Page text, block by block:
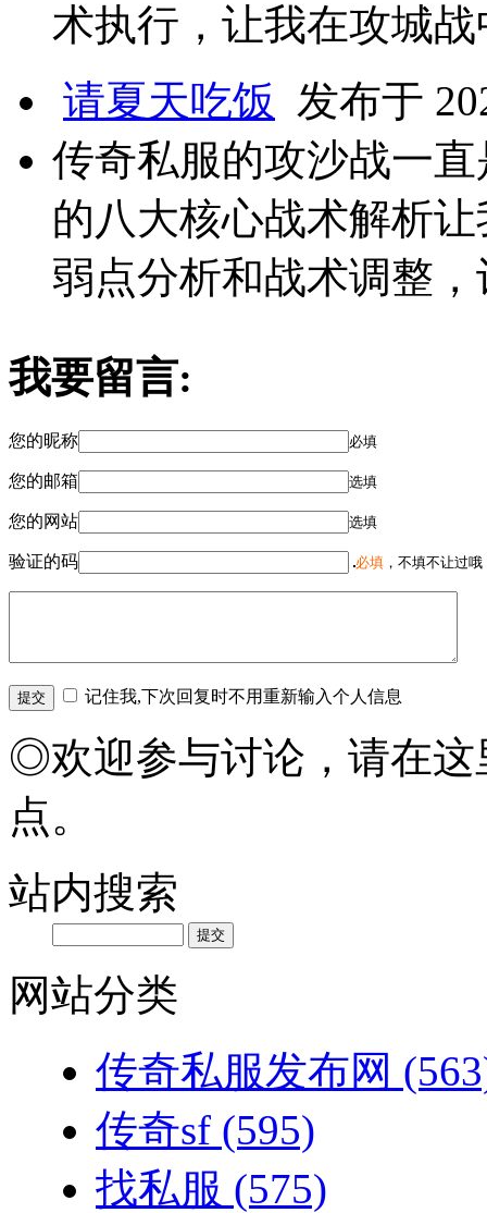
术执行，让我在攻城
请夏天吃饭 发布于
传奇私服的攻沙战一
的八大核心战术解析
弱点分析和战术调整
我要留言:
您的昵称 必填
您的邮箱 选填
您的网站 选填
验证的码 必填 ，不填不让过
记住我,下次回复时不用重新输入个人信息
◎欢迎参与讨论，请在这
点。
站内搜索
网站分类
传奇私服发布网
传奇sf (595)
找私服 (575)